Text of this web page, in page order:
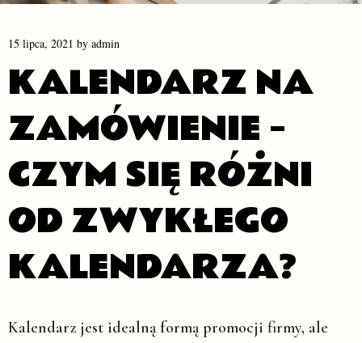
15 lipca, 2021 by admin
KALENDARZ NA
ZAMÓWIENIE –
CZYM SIĘ RÓŻNI
OD ZWYKŁEGO
KALENDARZA?
Kalendarz jest idealną formą promocji firmy, ale